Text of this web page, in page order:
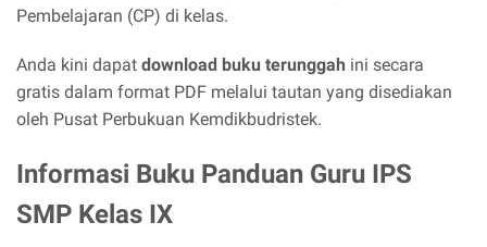
Pembelajaran (CP) di kelas.
Anda kini dapat download buku terunggah ini secara
gratis dalam format PDF melalui tautan yang disediakan
oleh Pusat Perbukuan Kemdikbudristek.
Informasi Buku Panduan Guru IPS
SMP Kelas IX